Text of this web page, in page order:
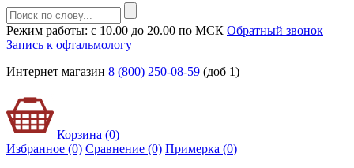
Режим работы: с 10.00 до 20.00 по МСК Обратный звонок
Запись к офтальмологу
Интернет магазин 8 (800) 250-08-59 (доб 1)
Корзина (0)
Избранное (0) Сравнение (0) Примерка (0)